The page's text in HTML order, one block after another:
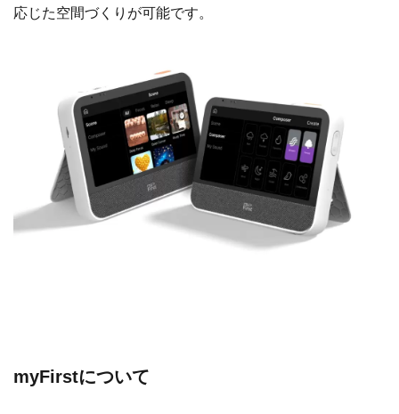
応じた空間づくりが可能です。
myFirstについて